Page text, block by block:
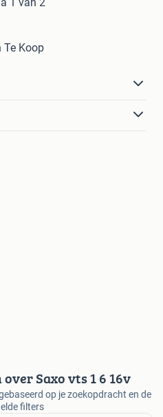
Te Koop
Saxo vts 1 6 16v
op je zoekopdracht en de
filters